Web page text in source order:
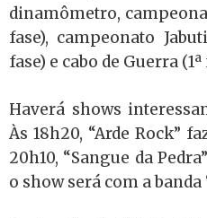
dinamômetro,
fase), campeonato
fase) e cabo de Guerra (1ª
Haverá shows
Às 18h20, “Arde Rock”
20h10, “Sangue da
o show será com a banda